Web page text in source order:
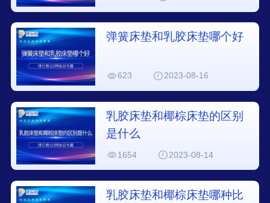
弹簧床垫和乳胶床垫哪个好
623 2023-08-16
乳胶床垫和椰棕床垫的区别
是什么
1654 2023-08-14
乳胶床垫和椰棕床垫哪种比